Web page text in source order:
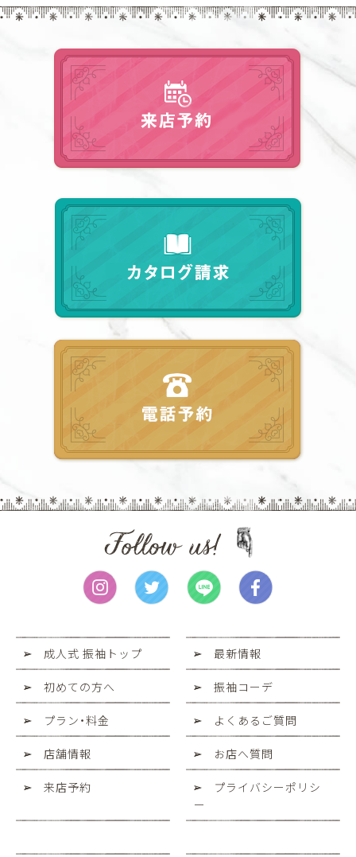
成人式 振袖トップ 最新情報
初めての方へ 振袖コーデ
プラン・料金 よくあるご質問
店舗情報 お店へ質問
来店予約
プライバシーポリシ
ー